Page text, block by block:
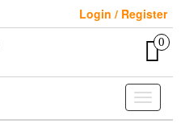
Login / Register
0
Toggle